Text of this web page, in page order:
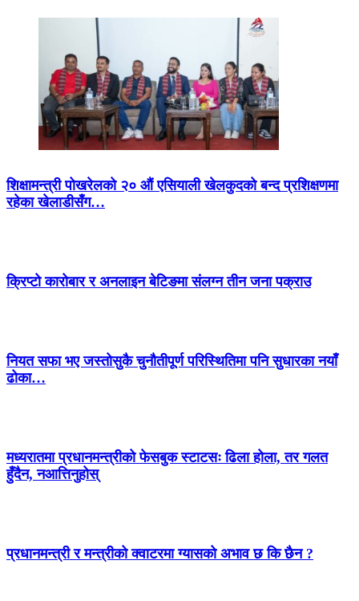
शिक्षामन्त्री पोखरेलको २० औं एसियाली खेलकुदको बन्द प्रशिक्षणमा
रहेका खेलाडीसँग…
क्रिप्टो कारोबार र अनलाइन बेटिङमा संलग्न तीन जना पक्राउ
नियत सफा भए जस्तोसुकै चुनौतीपूर्ण परिस्थितिमा पनि सुधारका नयाँ
ढोका…
मध्यरातमा प्रधानमन्त्रीको फेसबुक स्टाटसः ढिला होला, तर गलत
हुँदैन, नआत्तिनुहोस्
प्रधानमन्त्री र मन्त्रीको क्वाटरमा ग्यासको अभाव छ कि छैन ?